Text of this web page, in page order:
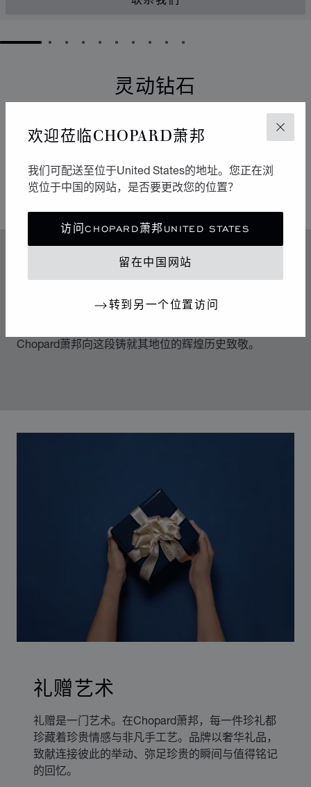
关闭
欢迎莅临CHOPARD萧邦
我们可配送至位于United States的地址。您正在浏
览位于中国的网站，是否要更改您的位置？
访问CHOPARD萧邦UNITED STATES
留在中国网站
转到另一个位置访问
GO TO SLIDE 1GO TO SLIDE 2
GO TO SLIDE 3
GO TO SLIDE 4
GO TO SLIDE 5
GO TO SLIDE 6
GO TO SLIDE 7
GO TO SLIDE 8
GO TO SLIDE 9
GO TO SLIDE 10
灵动钻石
它们以流畅的运动点亮周围的环境。自从1976年于
Chopard萧邦工坊诞生以来，Happy Diamonds一直在传
有趣的表演，其中传达出的自由与光明令人不禁扬起迷人
的微笑。
传奇的灵动钻石
70年代中期，Chopard萧邦突破制表和奢华珠宝业的准
Chopard萧邦向这段铸就其地位的辉煌历史致敬。
礼赠艺术
礼赠是一门艺术。在Chopard萧邦，每一件珍礼都
珍藏着珍贵情感与非凡手工艺。品牌以奢华礼品，
致献连接彼此的举动、弥足珍贵的瞬间与值得铭记
的回忆。